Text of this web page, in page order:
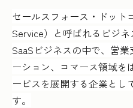
セールスフォース・ドット
Service）と呼ばれるビジネ
SaaSビジネスの中で、営
ーション、コマース領域を
ービスを展開する企業とし
す。